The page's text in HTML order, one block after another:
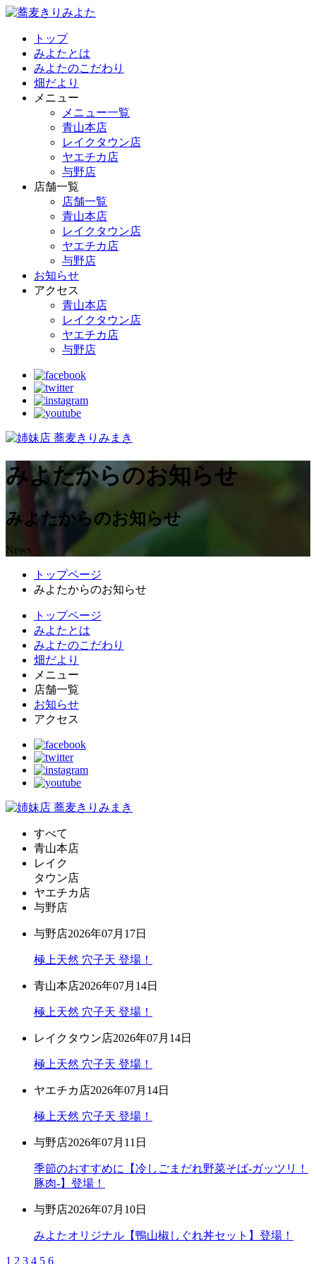
トップ
みよたとは
みよたのこだわり
畑だより
メニュー
メニュー一覧
青山本店
レイクタウン店
ヤエチカ店
与野店
店舗一覧
店舗一覧
青山本店
レイクタウン店
ヤエチカ店
与野店
お知らせ
アクセス
青山本店
レイクタウン店
ヤエチカ店
与野店
みよたからのお知らせ
みよたからのお知らせ
News
トップページ
みよたからのお知らせ
トップページ
みよたとは
みよたのこだわり
畑だより
メニュー
店舗一覧
お知らせ
アクセス
すべて
青山本店
レイク
タウン店
ヤエチカ店
与野店
与野店2026年07月17日
極上天然 穴子天 登場！
青山本店2026年07月14日
極上天然 穴子天 登場！
レイクタウン店2026年07月14日
極上天然 穴子天 登場！
ヤエチカ店2026年07月14日
極上天然 穴子天 登場！
与野店2026年07月11日
季節のおすすめに【冷しごまだれ野菜そば-ガッツリ！
豚肉-】登場！
与野店2026年07月10日
みよたオリジナル【鴨山椒しぐれ丼セット】登場！
1 2 3 4 5 6